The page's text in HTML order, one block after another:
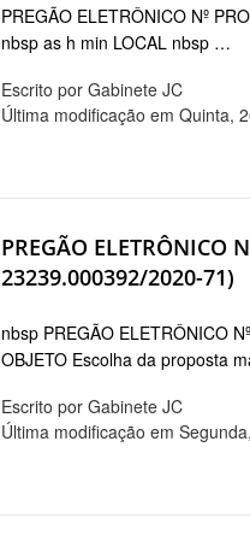
PREGÃO ELETRÔNICO Nº
nbsp as h min LOCAL nbsp …
Escrito por Gabinete JC
Última modificação em Quinta,
PREGÃO ELETRÔNICO
23239.000392/2020-71)
nbsp PREGÃO ELETRÔNICO
OBJETO Escolha da proposta
Escrito por Gabinete JC
Última modificação em